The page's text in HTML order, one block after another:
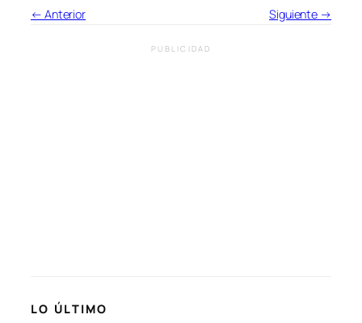
← Anterior Siguiente →
PUBLICIDAD
LO ÚLTIMO